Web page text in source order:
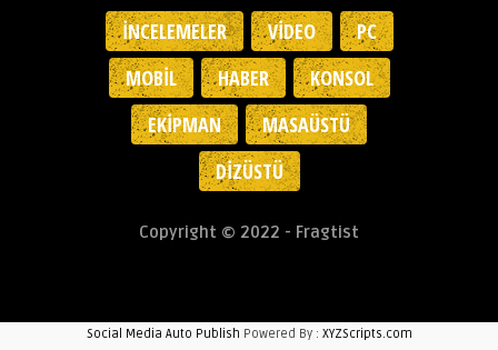
İNCELEMELER VIDEO
PC
MOBIL
HABER
KONSOL
EKIPMAN
MASAÜSTÜ
DIZÜSTÜ
Copyright © 2022 - Fragtist
Social Media Auto Publish Powered By : XYZScripts.com